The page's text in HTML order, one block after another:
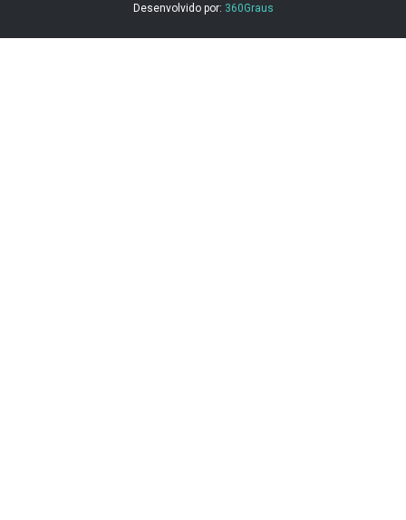
Desenvolvido por: 360Graus